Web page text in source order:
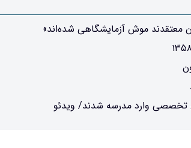
معتقدند موش آزمایشگاهی شده‌اند»